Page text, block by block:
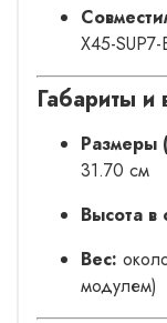
X45-
Габариты и
Размеры
31.70 см
Высота в
Вес:
модулем)